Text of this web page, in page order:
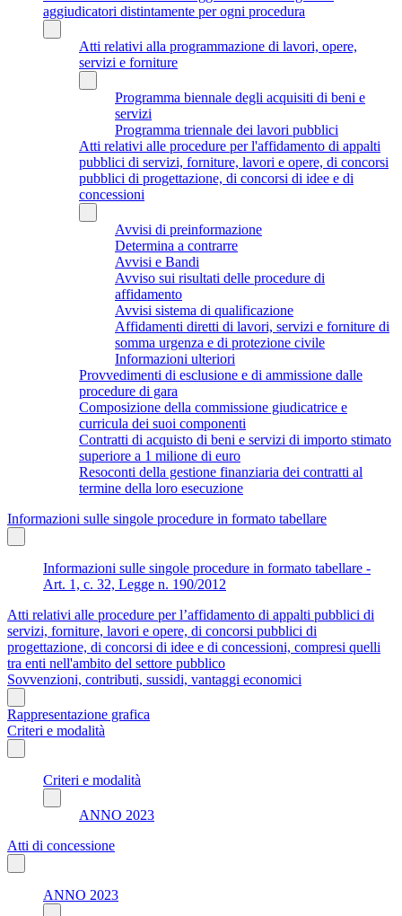
aggiudicatori distintamente per ogni procedura
Atti relativi alla programmazione di lavori, opere,
servizi e forniture
Programma biennale degli acquisiti di beni e
servizi
Programma triennale dei lavori pubblici
Atti relativi alle procedure per l'affidamento di appalti
pubblici di servizi, forniture, lavori e opere, di concorsi
pubblici di progettazione, di concorsi di idee e di
concessioni
Avvisi di preinformazione
Determina a contrarre
Avvisi e Bandi
Avviso sui risultati delle procedure di
affidamento
Avvisi sistema di qualificazione
Affidamenti diretti di lavori, servizi e forniture di
somma urgenza e di protezione civile
Informazioni ulteriori
Provvedimenti di esclusione e di ammissione dalle
procedure di gara
Composizione della commissione giudicatrice e
curricula dei suoi componenti
Contratti di acquisto di beni e servizi di importo stimato
superiore a 1 milione di euro
Resoconti della gestione finanziaria dei contratti al
termine della loro esecuzione
Informazioni sulle singole procedure in formato tabellare
Informazioni sulle singole procedure in formato tabellare -
Art. 1, c. 32, Legge n. 190/2012
Atti relativi alle procedure per l’affidamento di appalti pubblici di
servizi, forniture, lavori e opere, di concorsi pubblici di
progettazione, di concorsi di idee e di concessioni, compresi quelli
tra enti nell'ambito del settore pubblico
Sovvenzioni, contributi, sussidi, vantaggi economici
Rappresentazione grafica
Criteri e modalità
Criteri e modalità
ANNO 2023
Atti di concessione
ANNO 2023